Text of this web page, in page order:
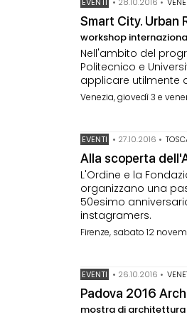
EVENTI • 28.10.2016 •
Smart City. Urban
workshop
Nell'ambito del
Politecnico e
applicare utilmente
Venezia, giovedì 3 e
EVENTI • 27.10.2016 •
Alla scoperta
L'Ordine e la
organizzano una
50esimo
instagramers.
Firenze, sabato 12
EVENTI • 26.10.2016 •
Padova 2016
mostra di architettura